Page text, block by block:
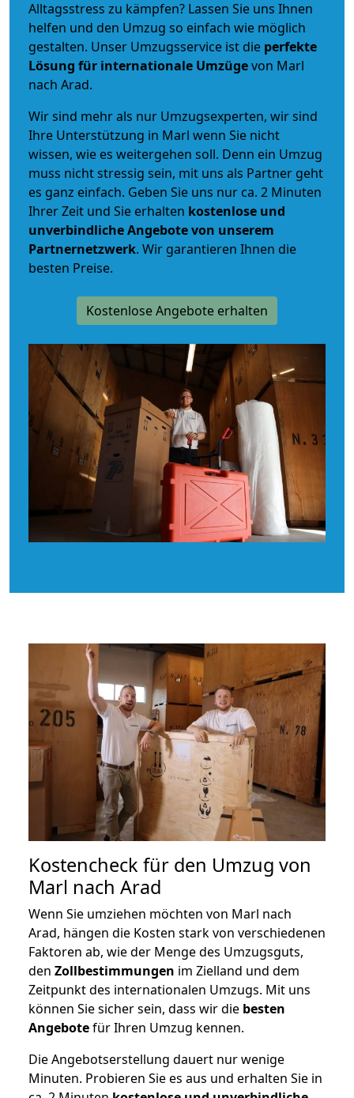
Alltagsstress zu kämpfen? Lassen Sie uns Ihnen
helfen und den Umzug so einfach wie möglich
gestalten. Unser Umzugsservice ist die perfekte
Lösung für internationale Umzügevon Marl
nach Arad.
Wir sind mehr als nur Umzugsexperten, wir sind
Ihre Unterstützung in Marl wenn Sie nicht
wissen, wie es weitergehen soll. Denn ein Umzug
muss nicht stressig sein, mit uns als Partner geht
es ganz einfach. Geben Sie uns nur ca. 2 Minuten
Ihrer Zeit und Sie erhalten kostenlose und
unverbindlicheAngebote von unserem
Partnernetzwerk. Wir garantieren Ihnen die
besten Preise.
Kostenlose Angebote erhalten
Kostencheck für den Umzug von
Marl nach Arad
Wenn Sie umziehen möchten von Marl nach
Arad, hängen die Kosten stark von verschiedenen
Faktoren ab, wie der Menge des Umzugsguts,
den Zollbestimmungen im Zielland und dem
Zeitpunkt des internationalen Umzugs. Mit uns
können Sie sicher sein, dass wir die besten
Angebotefür Ihren Umzug kennen.
Die Angebotserstellung dauert nur wenige
Minuten. Probieren Sie es aus und erhalten Sie in